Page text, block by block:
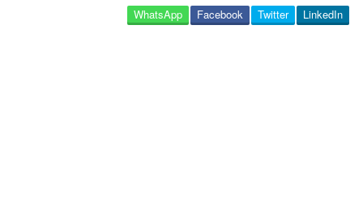
LinkedIn
Twitter
Facebook
WhatsApp